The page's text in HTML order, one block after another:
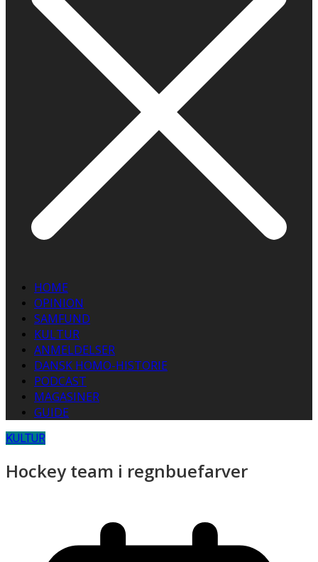
HOME
OPINION
SAMFUND
KULTUR
ANMELDELSER
DANSK HOMO-HISTORIE
PODCAST
MAGASINER
GUIDE
KULTUR
Hockey team i regnbuefarver